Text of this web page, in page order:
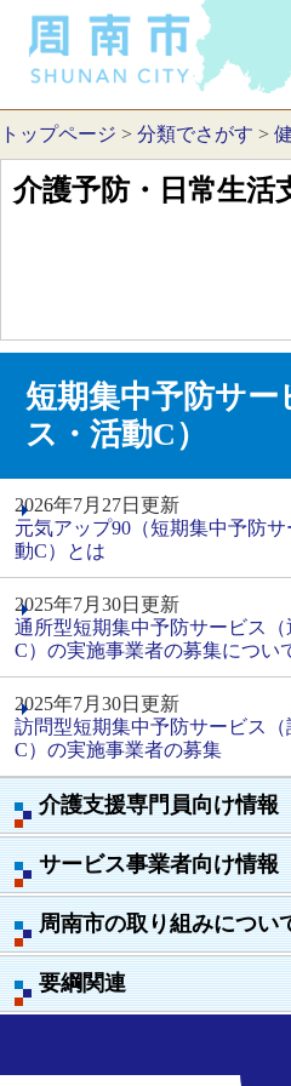
トップページ > 分類でさがす >
介護予防・日常生活
介護支援専門員向け情報
サービス事業者向け情報
周南市の取り組みについ
要綱関連
短期集中予防サ
ス・活動C）
2026年7月27日更新
元気アップ90（短期集中予防
動C）とは
2025年7月30日更新
通所型短期集中予防サービス
C）の実施事業者の募集につい
2025年7月30日更新
訪問型短期集中予防サービス
C）の実施事業者の募集